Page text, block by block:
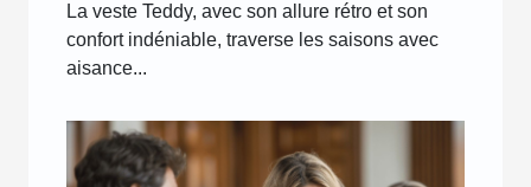
La veste Teddy, avec son allure rétro et son
confort indéniable, traverse les saisons avec
aisance...